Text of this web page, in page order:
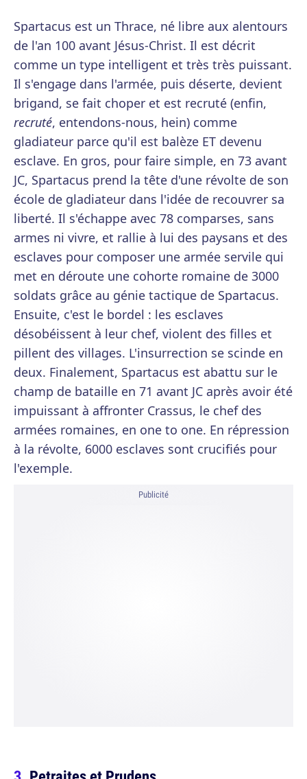
Spartacus est un Thrace, né libre aux alentours
de l'an 100 avant Jésus-Christ. Il est décrit
comme un type intelligent et très très puissant.
Il s'engage dans l'armée, puis déserte, devient
brigand, se fait choper et est recruté (enfin,
recruté, entendons-nous, hein) comme
gladiateur parce qu'il est balèze ET devenu
esclave. En gros, pour faire simple, en 73 avant
JC, Spartacus prend la tête d'une révolte de son
école de gladiateur dans l'idée de recouvrer sa
liberté. Il s'échappe avec 78 comparses, sans
armes ni vivre, et rallie à lui des paysans et des
esclaves pour composer une armée servile qui
met en déroute une cohorte romaine de 3000
soldats grâce au génie tactique de Spartacus.
Ensuite, c'est le bordel : les esclaves
désobéissent à leur chef, violent des filles et
pillent des villages. L'insurrection se scinde en
deux. Finalement, Spartacus est abattu sur le
champ de bataille en 71 avant JC après avoir été
impuissant à affronter Crassus, le chef des
armées romaines, en one to one. En répression
à la révolte, 6000 esclaves sont crucifiés pour
l'exemple.
Publicité